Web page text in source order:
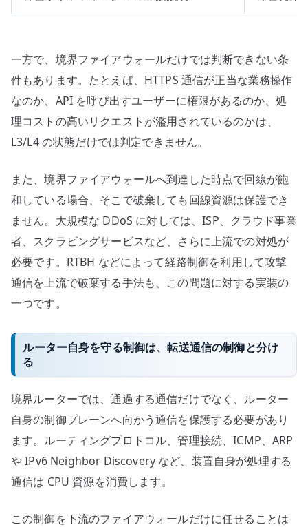
一方で、境界ファイアウォールだけでは判断できない条
件もあります。たとえば、HTTPS 通信が正当な業務操作
なのか、API を呼び出すユーザーに権限があるのか、処
理コストの高いリクエストが濫用されているのかは、
L3/L4 の状態だけでは判定できません。
また、境界ファイアウォールへ到達した時点で回線が飽
和している場合、そこで破棄しても回線資源は保護でき
ません。大規模な DDoS に対しては、ISP、クラウド事業
者、スクラビングサービスなど、さらに上流での対処が
必要です。RTBH などによって経路制御を利用して攻撃
通信を上流で破棄する手法も、この問題に対する実装の
一つです。
ルーター自身を守る制御は、転送通信の制御と分け
る
境界ルーターでは、通過する通信だけでなく、ルーター
自身の制御プレーンへ向かう通信を保護する必要があり
ます。ルーティングプロトコル、管理接続、ICMP、ARP
や IPv6 Neighbor Discovery など、装置自身が処理する
通信は CPU 資源を消費します。
この制御を下流のファイアウォールだけに任せることは